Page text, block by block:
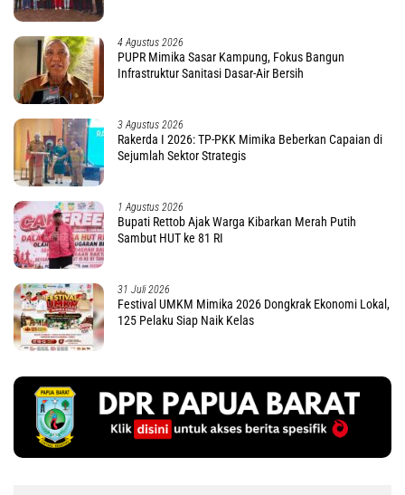
4 Agustus 2026
PUPR Mimika Sasar Kampung, Fokus Bangun
Infrastruktur Sanitasi Dasar-Air Bersih
3 Agustus 2026
Rakerda I 2026: TP-PKK Mimika Beberkan Capaian di
Sejumlah Sektor Strategis
1 Agustus 2026
Bupati Rettob Ajak Warga Kibarkan Merah Putih
Sambut HUT ke 81 RI
31 Juli 2026
Festival UMKM Mimika 2026 Dongkrak Ekonomi Lokal,
125 Pelaku Siap Naik Kelas